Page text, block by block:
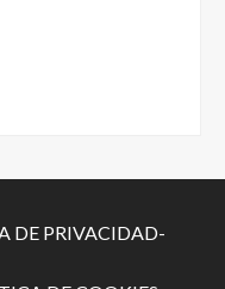
DE PRIVACIDAD-